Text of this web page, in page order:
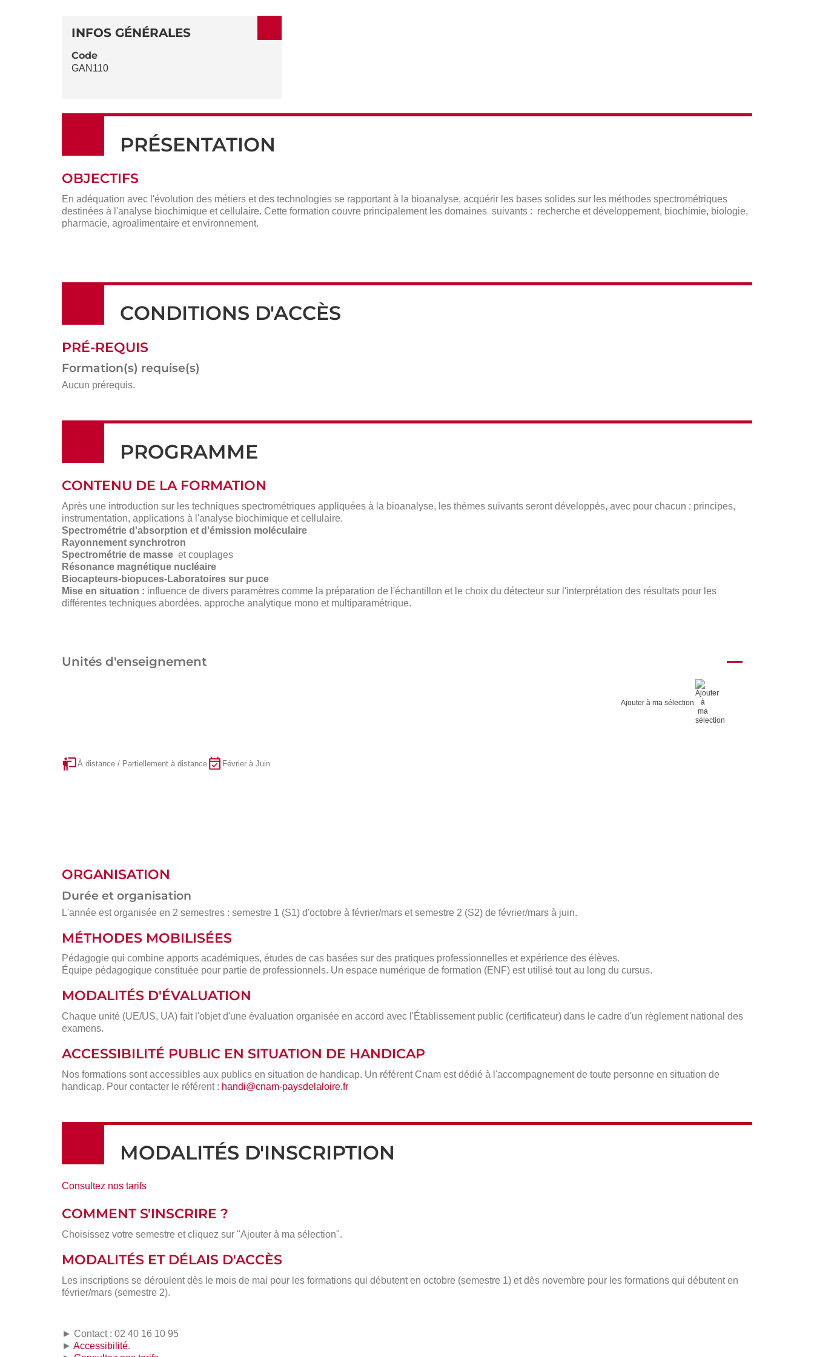
DE
LA
DÉTAILS
INFOS GÉNÉRALES
Code
GAN110
PRÉSENTATION
OBJECTIFS
En adéquation avec l'évolution des métiers et des technologies se rapportant à la bioanalyse, acquérir les bases solides sur les méthodes spectrométriques
destinées à l'analyse biochimique et cellulaire. Cette formation couvre principalement les domaines suivants : recherche et développement, biochimie, biologie,
pharmacie, agroalimentaire et environnement.
CONDITIONS D'ACCÈS
PRÉ-REQUIS
Formation(s) requise(s)
Aucun prérequis.
PROGRAMME
CONTENU DE LA FORMATION
Après une introduction sur les techniques spectrométriques appliquées à la bioanalyse, les thèmes suivants seront développés, avec pour chacun : principes,
instrumentation, applications à l'analyse biochimique et cellulaire.
Spectrométrie d'absorption et d'émission moléculaire
Rayonnement synchrotron
Spectrométrie de masse et couplages
Résonance magnétique nucléaire
Biocapteurs-biopuces-Laboratoires sur puce
Mise en situation : influence de divers paramètres comme la préparation de l'échantillon et le choix du détecteur sur l'interprétation des résultats pour les
différentes techniques abordées. approche analytique mono et multiparamétrique.
Unités d'enseignement
Ajouter à ma sélection
À distance / Partiellement à distance Février à Juin
ORGANISATION
Durée et organisation
L'année est organisée en 2 semestres : semestre 1 (S1) d'octobre à février/mars et semestre 2 (S2) de février/mars à juin.
MÉTHODES MOBILISÉES
Pédagogie qui combine apports académiques, études de cas basées sur des pratiques professionnelles et expérience des élèves.
Équipe pédagogique constituée pour partie de professionnels. Un espace numérique de formation (ENF) est utilisé tout au long du cursus.
MODALITÉS D'ÉVALUATION
Chaque unité (UE/US, UA) fait l'objet d'une évaluation organisée en accord avec l'Établissement public (certificateur) dans le cadre d'un règlement national des
examens.
ACCESSIBILITÉ PUBLIC EN SITUATION DE HANDICAP
Nos formations sont accessibles aux publics en situation de handicap. Un référent Cnam est dédié à l'accompagnement de toute personne en situation de
handicap. Pour contacter le référent : handi@cnam-paysdelaloire.fr
MODALITÉS D'INSCRIPTION
Consultez nos tarifs
COMMENT S'INSCRIRE ?
Choisissez votre semestre et cliquez sur "Ajouter à ma sélection".
MODALITÉS ET DÉLAIS D'ACCÈS
Les inscriptions se déroulent dès le mois de mai pour les formations qui débutent en octobre (semestre 1) et dès novembre pour les formations qui débutent en
février/mars (semestre 2).
► Contact : 02 40 16 10 95
► Accessibilité.